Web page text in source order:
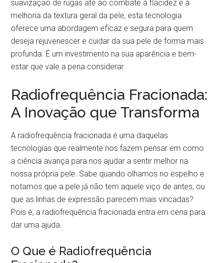
suavização de rugas até ao combate à flacidez e à
melhoria da textura geral da pele, esta tecnologia
oferece uma abordagem eficaz e segura para quem
deseja rejuvenescer e cuidar da sua pele de forma mais
profunda. É um investimento na sua aparência e bem-
estar que vale a pena considerar.
Radiofrequência Fracionada:
A Inovação que Transforma
A radiofrequência fracionada é uma daquelas
tecnologias que realmente nos fazem pensar em como
a ciência avança para nos ajudar a sentir melhor na
nossa própria pele. Sabe quando olhamos no espelho e
notamos que a pele já não tem aquele viço de antes, ou
que as linhas de expressão parecem mais vincadas?
Pois é, a radiofrequência fracionada entra em cena para
dar uma ajuda.
O Que é Radiofrequência